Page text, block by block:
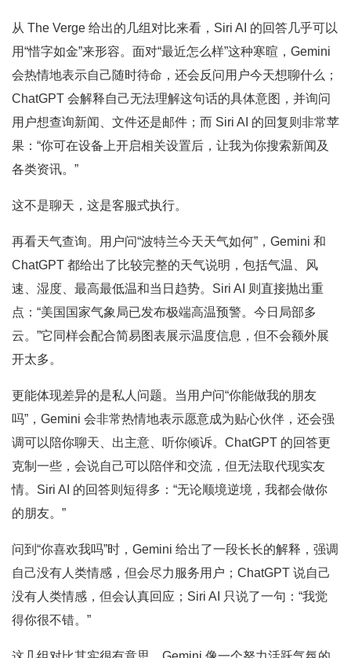
从 The Verge 给出的几组对比来看，Siri AI 的回答几乎可以
用“惜字如金”来形容。面对“最近怎么样”这种寒暄，Gemini
会热情地表示自己随时待命，还会反问用户今天想聊什么；
ChatGPT 会解释自己无法理解这句话的具体意图，并询问
用户想查询新闻、文件还是邮件；而 Siri AI 的回复则非常苹
果：“你可在设备上开启相关设置后，让我为你搜索新闻及
各类资讯。”
这不是聊天，这是客服式执行。
再看天气查询。用户问“波特兰今天天气如何”，Gemini 和
ChatGPT 都给出了比较完整的天气说明，包括气温、风
速、湿度、最高最低温和当日趋势。Siri AI 则直接抛出重
点：“美国国家气象局已发布极端高温预警。今日局部多
云。”它同样会配合简易图表展示温度信息，但不会额外展
开太多。
更能体现差异的是私人问题。当用户问“你能做我的朋友
吗”，Gemini 会非常热情地表示愿意成为贴心伙伴，还会强
调可以陪你聊天、出主意、听你倾诉。ChatGPT 的回答更
克制一些，会说自己可以陪伴和交流，但无法取代现实友
情。Siri AI 的回答则短得多：“无论顺境逆境，我都会做你
的朋友。”
问到“你喜欢我吗”时，Gemini 给出了一段长长的解释，强调
自己没有人类情感，但会尽力服务用户；ChatGPT 说自己
没有人类情感，但会认真回应；Siri AI 只说了一句：“我觉
得你很不错。”